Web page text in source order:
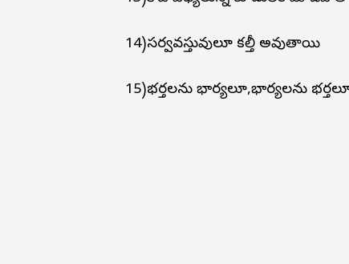
14)సర్వవస్తువులూ కల్తీ అవుతాయి
15)భర్తలను భార్యలూ,భార్యలను